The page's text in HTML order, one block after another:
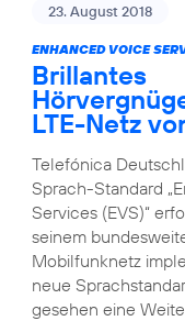
23. August 2018
ENHANCED VOICE
Brillantes
LTE-Netz
Telefónica
Sprach-Standard
Services (EVS)“
seinem
Mobilfunknetz
neue
gesehen eine